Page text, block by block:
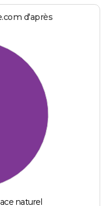
d'après
naturel